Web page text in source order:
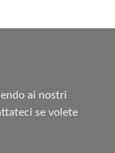
ai nostri
se volete